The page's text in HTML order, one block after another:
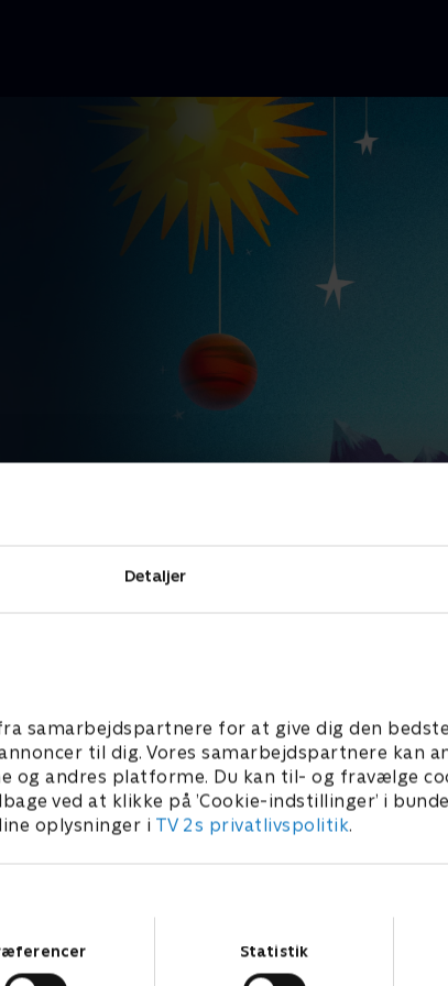
Detaljer
samarbejdspartnere for at give dig den
til dig. Vores samarbejdspartnere kan
og andres platforme. Du kan til- og fravælge
ved at klikke på ’Cookie-indstillinger’ i
oplysninger i TV 2s privatlivspolitik.
Statistik